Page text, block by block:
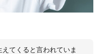
てくると言われていま